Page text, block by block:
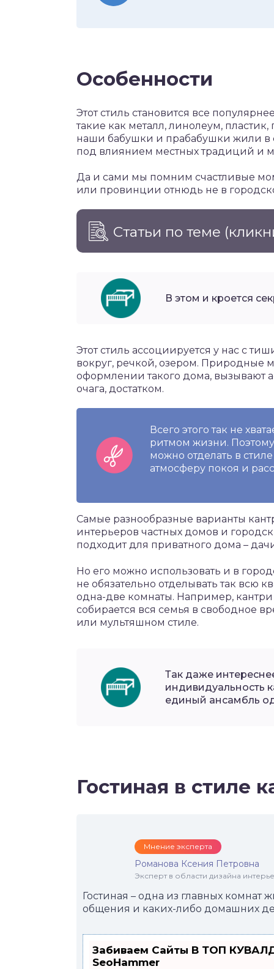
Особенности
Этот стиль становится все
такие как металл, линолеум,
наши бабушки и прабабушки жили в
под влиянием местных традиций и
Да и сами мы помним счастливые
или провинции отнюдь не в
Статьи по теме
В этом и кроется
Этот стиль ассоциируется у нас с
вокруг, речкой, озером. Природные
оформлении такого дома, вызывают
очага, достатком.
Всего этого так не
ритмом жизни.
можно отделать в
атмосферу покоя и
Самые разнообразные варианты
интерьеров частных домов и
подходит для приватного дома –
Но его можно использовать и в
не обязательно отделывать так всю
одна-две комнаты. Например,
собирается вся семья в свободное
или мультяшном стиле.
Так даже
индивидуальность
единый ансамбль
Гостиная в стиле
Мнение эксперта
Романова Ксения Петровна
Эксперт в области дизайна
Гостиная – одна из главных
общения и каких-либо домашних
Забиваем Сайты В ТОП
SeoHammer